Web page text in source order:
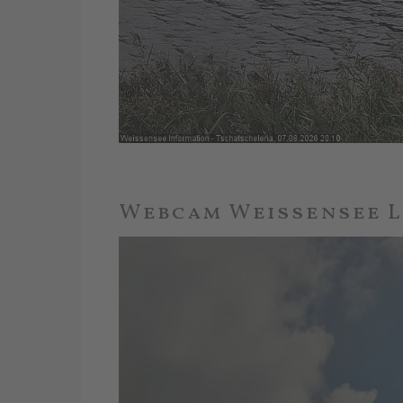
Webcam Weissensee